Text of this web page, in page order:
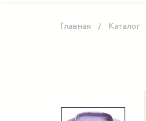
Главная Каталог